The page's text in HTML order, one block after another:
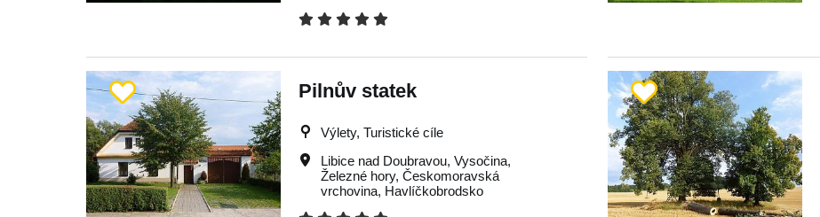
Pilnův statek
Výlety, Turistické cíle
Libice nad Doubravou,Vysočina,
Železné hory,Českomoravská
vrchovina, Havlíčkobrodsko